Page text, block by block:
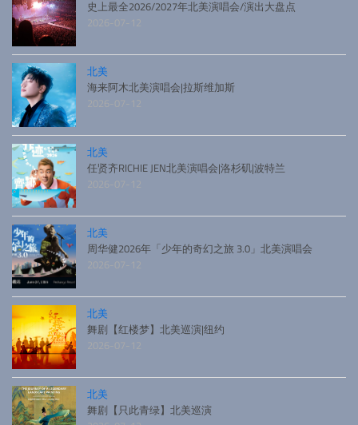
史上最全2026/2027年北美演唱会/演出大盘点
2026-07-12
北美
海来阿木北美演唱会|拉斯维加斯
2026-07-12
北美
任贤齐RICHIE JEN北美演唱会|洛杉矶|波特兰
2026-07-12
北美
周华健2026年「少年的奇幻之旅 3.0」北美演唱会
2026-07-12
北美
舞剧【红楼梦】北美巡演|纽约
2026-07-12
北美
舞剧【只此青绿】北美巡演